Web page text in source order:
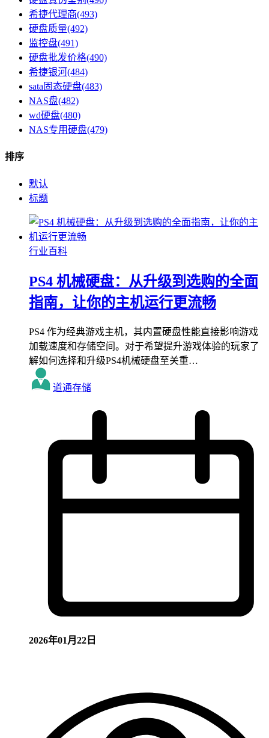
希捷代理商(493)
硬盘质量(492)
监控盘(491)
硬盘批发价格(490)
希捷银河(484)
sata固态硬盘(483)
NAS盘(482)
wd硬盘(480)
NAS专用硬盘(479)
排序
默认
标题
行业百科
PS4 机械硬盘：从升级到选购的全面
指南，让你的主机运行更流畅
PS4 作为经典游戏主机，其内置硬盘性能直接影响游戏
加载速度和存储空间。对于希望提升游戏体验的玩家了
解如何选择和升级PS4机械硬盘至关重…
道通存储
2026年01月22日